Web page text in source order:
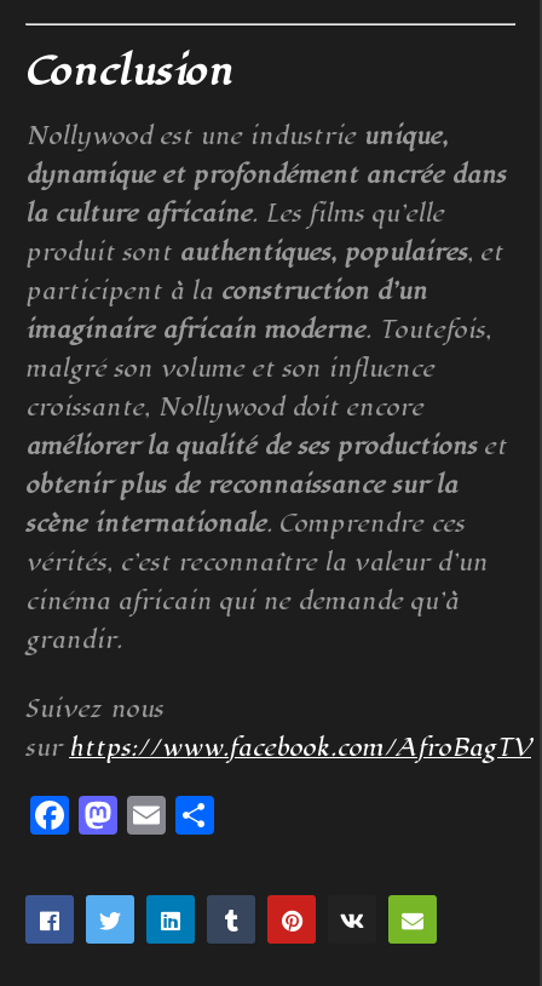
Conclusion
Nollywood est une industrie unique,
dynamique et profondément ancrée dans
la culture africaine. Les films qu’elle
produit sont authentiques, populaires, et
participent à la construction d’un
imaginaire africain moderne. Toutefois,
malgré son volume et son influence
croissante, Nollywood doit encore
améliorer la qualité de ses productionset
obtenir plus de reconnaissance sur la
scène internationale. Comprendre ces
vérités, c’est reconnaître la valeur d’un
cinéma africain qui ne demande qu’à
grandir.
Suivez nous
sur https://www.facebook.com/AfroBagTV
Facebook
Mastodon
Email